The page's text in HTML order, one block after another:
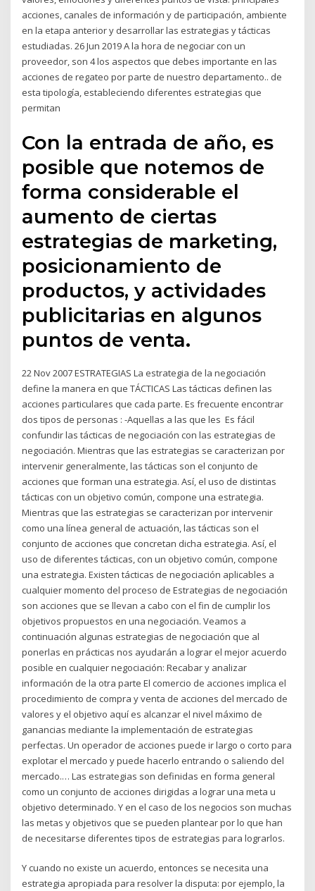
acciones, canales de información y de participación, ambiente
en la etapa anterior y desarrollar las estrategias y tácticas
estudiadas. 26 Jun 2019 A la hora de negociar con un
proveedor, son 4 los aspectos que debes importante en las
acciones de regateo por parte de nuestro departamento.. de
esta tipología, estableciendo diferentes estrategias que
permitan
Con la entrada de año, es
posible que notemos de
forma considerable el
aumento de ciertas
estrategias de marketing,
posicionamiento de
productos, y actividades
publicitarias en algunos
puntos de venta.
22 Nov 2007 ESTRATEGIAS La estrategia de la negociación
define la manera en que TÁCTICAS Las tácticas definen las
acciones particulares que cada parte. Es frecuente encontrar
dos tipos de personas : -Aquellas a las que les Es fácil
confundir las tácticas de negociación con las estrategias de
negociación. Mientras que las estrategias se caracterizan por
intervenir generalmente, las tácticas son el conjunto de
acciones que forman una estrategia. Así, el uso de distintas
tácticas con un objetivo común, compone una estrategia.
Mientras que las estrategias se caracterizan por intervenir
como una línea general de actuación, las tácticas son el
conjunto de acciones que concretan dicha estrategia. Así, el
uso de diferentes tácticas, con un objetivo común, compone
una estrategia. Existen tácticas de negociación aplicables a
cualquier momento del proceso de Estrategias de negociación
son acciones que se llevan a cabo con el fin de cumplir los
objetivos propuestos en una negociación. Veamos a
continuación algunas estrategias de negociación que al
ponerlas en prácticas nos ayudarán a lograr el mejor acuerdo
posible en cualquier negociación: Recabar y analizar
información de la otra parte El comercio de acciones implica el
procedimiento de compra y venta de acciones del mercado de
valores y el objetivo aquí es alcanzar el nivel máximo de
ganancias mediante la implementación de estrategias
perfectas. Un operador de acciones puede ir largo o corto para
explotar el mercado y puede hacerlo entrando o saliendo del
mercado.… Las estrategias son definidas en forma general
como un conjunto de acciones dirigidas a lograr una meta u
objetivo determinado. Y en el caso de los negocios son muchas
las metas y objetivos que se pueden plantear por lo que han
de necesitarse diferentes tipos de estrategias para lograrlos.
Y cuando no existe un acuerdo, entonces se necesita una
estrategia apropiada para resolver la disputa: por ejemplo, la